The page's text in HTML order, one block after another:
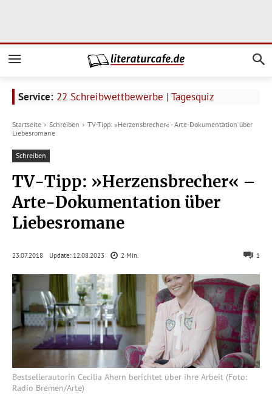
Service: 22 Schreibwettbewerbe | Tagesquiz
Startseite Schreiben
TV-Tipp: »Herzensbrecher« - Arte-Dokumentation über
Liebesromane
Schreiben
TV-Tipp: »Herzensbrecher« –
Arte-Dokumentation über
Liebesromane
23.07.2018 Update: 12.08.2023 2 Min. 1
Bestsellerautorin Cecilia Ahern berichtet über ihre Arbeit (Foto:
Radio Bremen/Arte)